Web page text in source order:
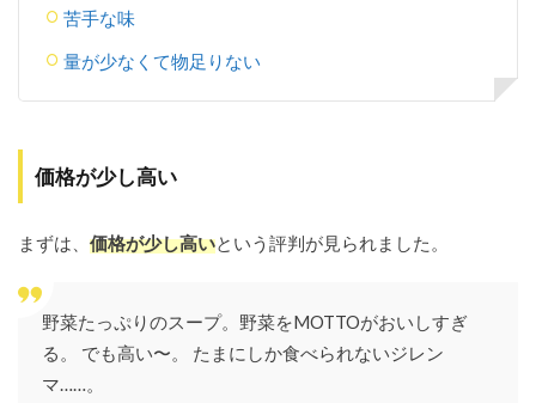
苦手な味
量が少なくて物足りない
価格が少し高い
まずは、 価格が少し高いという評判が見られました。
野菜たっぷりのスープ。野菜をMOTTOがおいしすぎ
る。 でも高い〜。 たまにしか食べられないジレン
マ……。